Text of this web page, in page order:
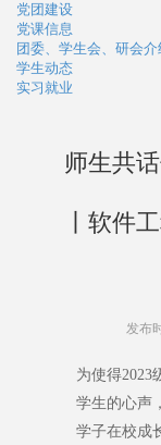
党团建设
党课信息
团委、学生会、研会介
学生动态
实习就业
师生共
丨软件
发布
为使得2023
学生的心声
学子在校成